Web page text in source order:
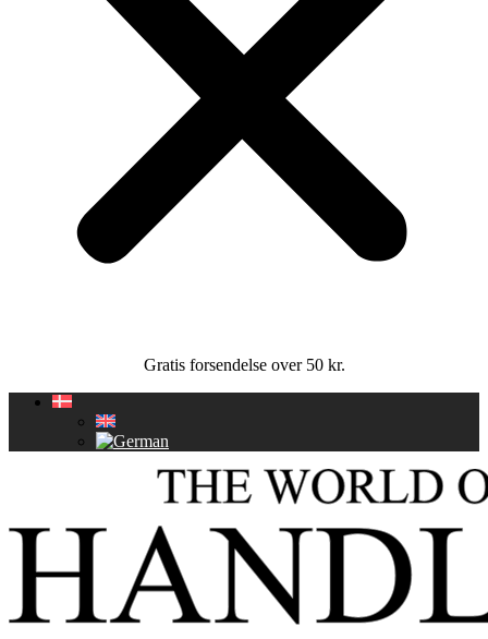
Gratis forsendelse over 50 kr.